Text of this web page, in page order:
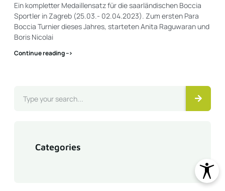
Ein kompletter Medaillensatz für die saarländischen Boccia
Sportler in Zagreb (25.03.- 02.04.2023). Zum ersten Para
Boccia Turnier dieses Jahres, starteten Anita Raguwaran und
Boris Nicolai
Continue reading -->
Categories